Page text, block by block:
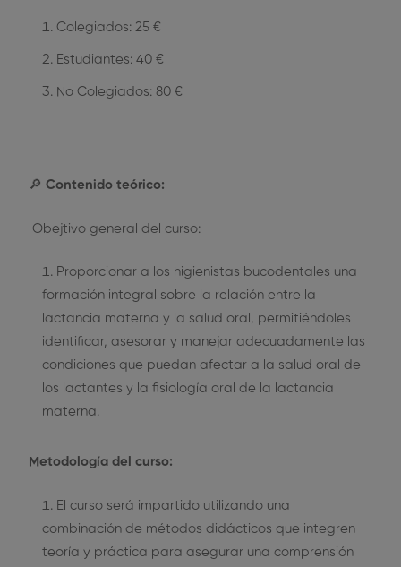
Colegiados: 25 €
Estudiantes: 40 €
No Colegiados: 80 €
🔎 Contenido teórico:
Obejtivo general del curso:
Proporcionar a los higienistas bucodentales una
formación integral sobre la relación entre la
lactancia materna y la salud oral, permitiéndoles
identificar, asesorar y manejar adecuadamente las
condiciones que puedan afectar a la salud oral de
los lactantes y la fisiología oral de la lactancia
materna.
Metodología del curso:
El curso será impartido utilizando una
combinación de métodos didácticos que integren
teoría y práctica para asegurar una comprensión